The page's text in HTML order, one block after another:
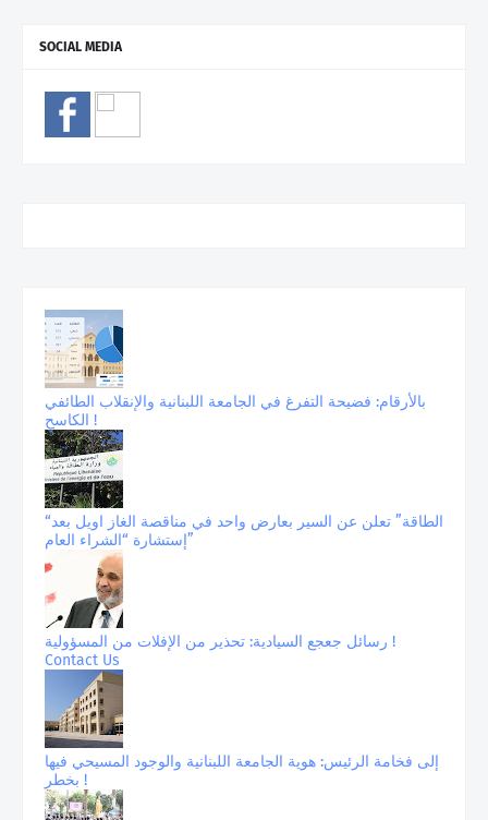
SOCIAL MEDIA
بالأرقام: فضيحة التفرغ في الجامعة اللبنانية والإنقلاب الطائفي
الكاسح !
“الطاقة” تعلن عن السير بعارض واحد في مناقصة الغاز اويل بعد
إستشارة “الشراء العام”
رسائل جعجع السيادية: تحذير من الإفلات من المسؤولية !
Contact Us
إلى فخامة الرئيس: هوية الجامعة اللبنانية والوجود المسيحي فيها
بخطر !